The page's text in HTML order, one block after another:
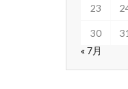
23
30
31
« 7月